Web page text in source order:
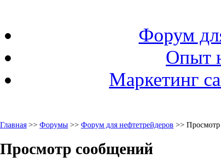
Форум
Опыт
Маркетинг
Главная >> Форумы >> Форум для нефтетрейдеров >>
Просмотр сообщений